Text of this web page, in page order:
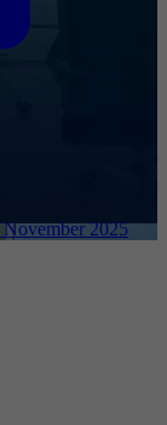
2025